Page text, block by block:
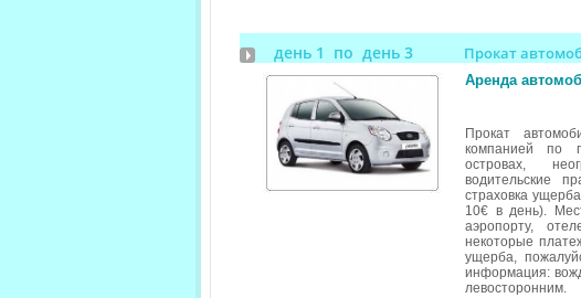
день 1 по день 3 Прокат
Аренда
Прокат
компанией по
островах,
водительские
страховка
10€ в день).
аэропорту,
некоторые
ущерба,
информация:
левосторонним.